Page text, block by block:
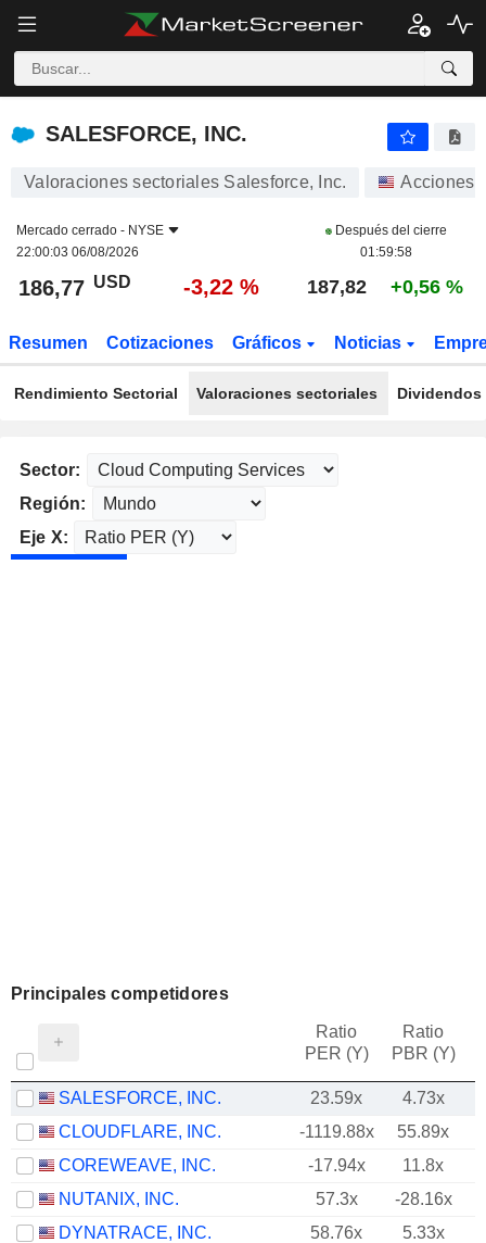
SALESFORCE, INC.
SALESFORCE, INC.
Valoraciones sectoriales Salesforce, Inc. Acciones
Mercado cerrado - NYSE
22:00:03 06/08/2026
Después del cierre
01:59:58
186,77 USD -3,22 % 187,82 +0,56 %
Resumen Cotizaciones Gráficos Noticias
Rendimiento Sectorial Valoraciones sectoriales
Sector:
Región:
Eje X:
Principales competidores
Ratio
PER (Y)
Ratio
PBR (Y)
SALESFORCE, INC. 23.59x
4.73x
CLOUDFLARE, INC.
-1119.88x 55.89x
COREWEAVE, INC.
-17.94x
11.8x
NUTANIX, INC.
57.3x
-28.16x
DYNATRACE, INC.
58.76x
5.33x